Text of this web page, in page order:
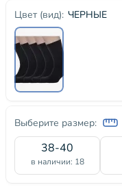
Цвет (вид): ЧЕРНЫЕ
Выберите размер:
38-40
в наличии: 18